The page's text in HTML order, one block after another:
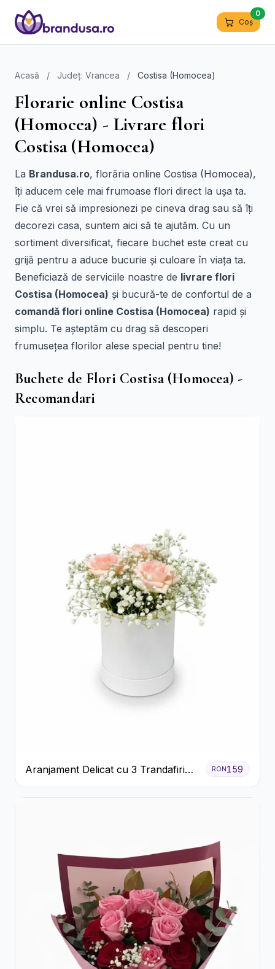
Coș
0
Acasă / Județ: Vrancea / Costisa (Homocea)
Florarie online Costisa
(Homocea) - Livrare flori
Costisa (Homocea)
La Brandusa.ro, florăria online Costisa (Homocea),
îți aducem cele mai frumoase flori direct la ușa ta.
Fie că vrei să impresionezi pe cineva drag sau să îți
decorezi casa, suntem aici să te ajutăm. Cu un
sortiment diversificat, fiecare buchet este creat cu
grijă pentru a aduce bucurie și culoare în viața ta.
Beneficiază de serviciile noastre de livrare flori
Costisa (Homocea) și bucură-te de confortul de a
comandă flori online Costisa (Homocea) rapid și
simplu. Te așteptăm cu drag să descoperi
frumusețea florilor alese special pentru tine!
Buchete de Flori Costisa (Homocea) -
Recomandari
Aranjament Delicat cu 3 Trandafiri
Roz în Cutie Albă
RON159